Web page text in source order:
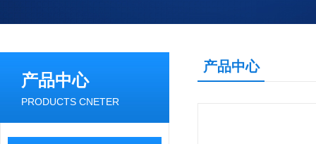
产品中心
PRODUCTS CNETER
产品中心